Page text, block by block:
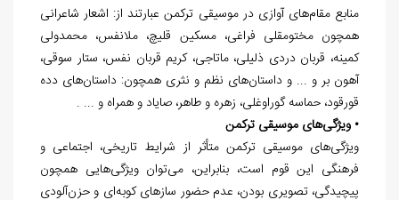
منابع مقام‌های آوازی در موسیقی ترکمن عبارتند از: اشعار شاعرانی
همچون مختومقلی فراغی، مسکین قلیچ، ملانفس، محمدولی
کمینه، قربان دردی ذلیلی، ماتاجی، کریم قربان نفس، ستار سوقی،
آهون بر و ... و داستان‌های نظم و نثری همچون: داستان‌های دده
قورقود، حماسه گوراوغلی، زهره و طاهر، صایاد و همراه و ... .
• ویژگی‌های موسیقی ترکمن
ویژگی‌های موسیقی ترکمن متأثر از شرایط تاریخی، اجتماعی و
فرهنگی این قوم است، بنابراین، می‌توان ویژگی‌هایی همچون
پیچیدگی، تصویری بودن، عدم حضور سازهای کوبه‌ای و حزن‌آلودی